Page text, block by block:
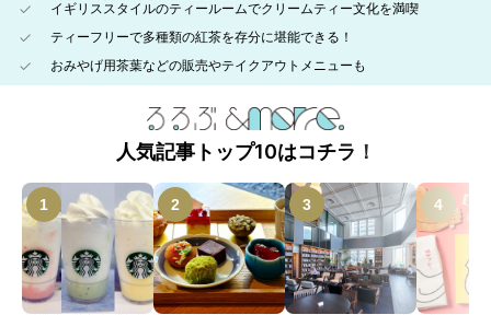
イギリススタイルのティールームでクリームティー文化を満喫
ティーフリーで多種類の紅茶を存分に堪能できる！
おみやげ用茶葉などの販売やテイクアウトメニューも
人気記事トップ10はコチラ！